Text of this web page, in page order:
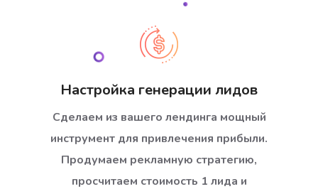
Настройка генерации лидов
Сделаем из вашего лендинга мощный
инструмент для привлечения прибыли.
Продумаем рекламную стратегию,
просчитаем стоимость 1 лида и